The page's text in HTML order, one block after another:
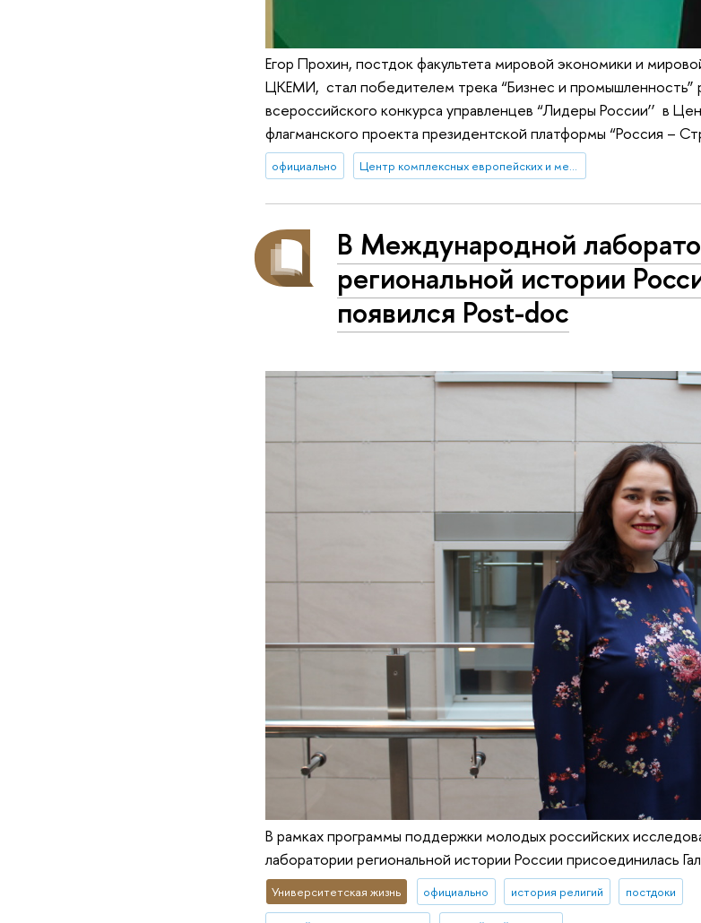
Егор Прохин, постдок факультета мировой экономики и
ЦКЕМИ, стал победителем трека “Бизнес и промышленность”
всероссийского конкурса управленцев “Лидеры России’’ в
флагманского проекта президентской платформы “Россия –
официально Центр комплексных европейских и международных исследований (ЦКЕМИ)
В Международной
региональной истории
появился Post-doc
В рамках программы поддержки молодых российских
лаборатории региональной истории России присоединилась
Университетская жизнь официально история религий постдоки